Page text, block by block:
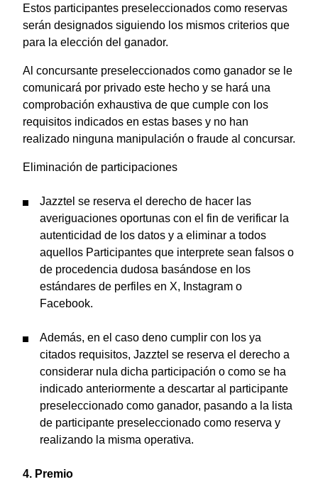
Estos participantes preseleccionados como reservas
serán designados siguiendo los mismos criterios que
para la elección del ganador.
Al concursante preseleccionados como ganador se le
comunicará por privado este hecho y se hará una
comprobación exhaustiva de que cumple con los
requisitos indicados en estas bases y no han
realizado ninguna manipulación o fraude al concursar.
Eliminación de participaciones
Jazztel se reserva el derecho de hacer las
averiguaciones oportunas con el fin de verificar la
autenticidad de los datos y a eliminar a todos
aquellos Participantes que interprete sean falsos o
de procedencia dudosa basándose en los
estándares de perfiles en X, Instagram o
Facebook.
Además, en el caso deno cumplir con los ya
citados requisitos, Jazztel se reserva el derecho a
considerar nula dicha participación o como se ha
indicado anteriormente a descartar al participante
preseleccionado como ganador, pasando a la lista
de participante preseleccionado como reserva y
realizando la misma operativa.
4. Premio